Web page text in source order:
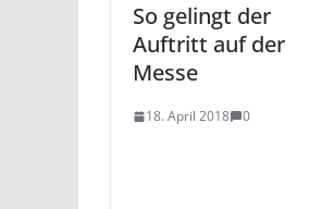
So gelingt der
Auftritt auf der
Messe
18. April 2018 0